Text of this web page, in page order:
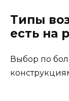
Типы
есть на
Выбор по